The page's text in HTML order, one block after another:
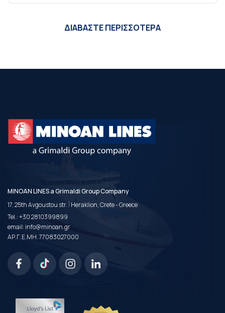
ΔΙΑΒΑΣΤΕ ΠΕΡΙΣΣΟΤΕΡΑ
MINOAN LINES a Grimaldi Group Company
17, 25th Avgoustou str. | Heraklion, Crete - Greece
Tel.:+30 2810399899
email:info@minoan.gr
ΑΡ.Γ.Ε.ΜΗ. 77083027000